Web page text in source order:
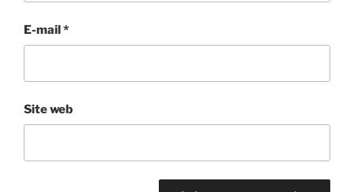
E-mail*
Site web